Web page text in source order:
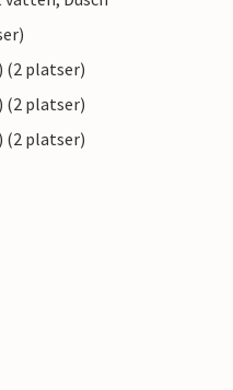
(2 platser)
(2 platser)
(2 platser)